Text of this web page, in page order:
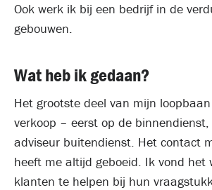
Ook werk ik bij een bedrijf in de
gebouwen.
Wat heb ik gedaan?
Het grootste deel van mijn
verkoop – eerst op de
adviseur buitendienst. Het contact
heeft me altijd geboeid. Ik vond het
klanten te helpen bij hun